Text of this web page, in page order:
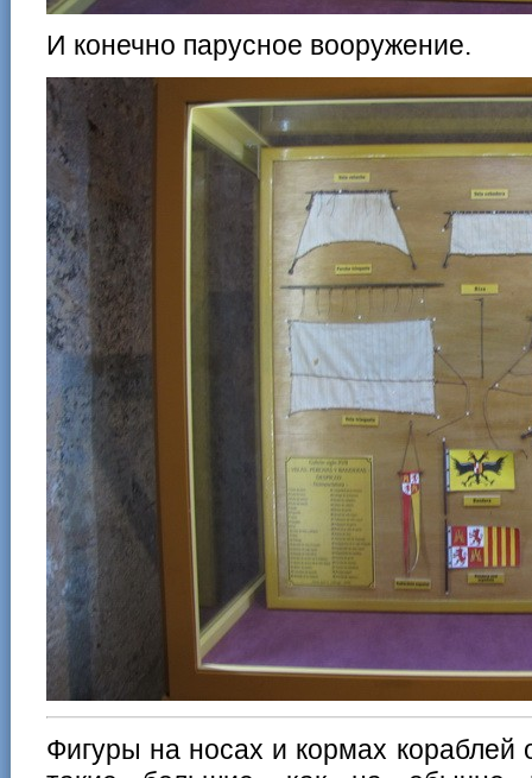
И конечно парусное вооружение.
Фигуры на носах и кормах кораблей